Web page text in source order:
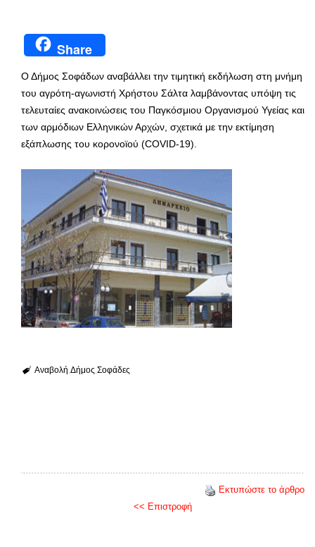
Share
Ο Δήμος Σοφάδων αναβάλλει την τιμητική εκδήλωση στη μνήμη
του αγρότη-αγωνιστή Χρήστου Σάλτα λαμβάνοντας υπόψη τις
τελευταίες ανακοινώσεις του Παγκόσμιου Οργανισμού Υγείας και
των αρμόδιων Ελληνικών Αρχών, σχετικά με την εκτίμηση
εξάπλωσης του κορονοϊού (COVID-19).
Αναβολή Δήμος Σοφάδες
Εκτυπώστε το άρθρο
<< Επιστροφή